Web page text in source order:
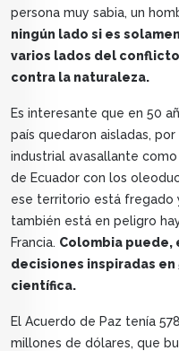
persona muy sabia, un
ningún lado si es
varios lados del
contra la naturaleza.
Es interesante que en 50
país quedaron aisladas,
industrial avasallante
de Ecuador con los
ese territorio está fregado
también está en peligro
Francia. Colombia puede,
decisiones inspiradas
científica.
El Acuerdo de Paz tenía
millones de dólares, que